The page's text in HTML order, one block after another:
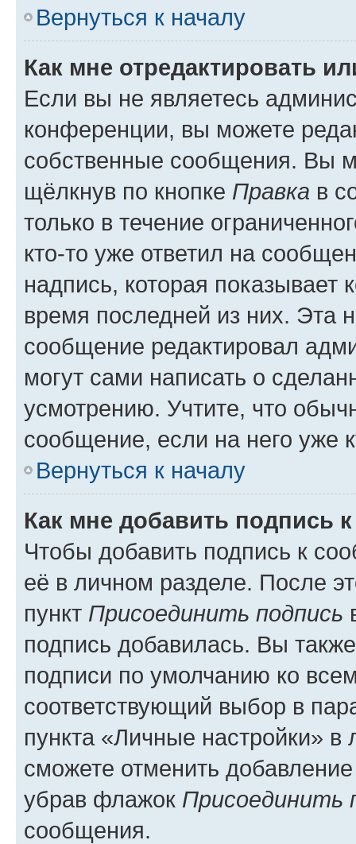
Вернуться к началу
Как мне отредактировать
Если вы не являетесь
конференции, вы можете
собственные сообщения. Вы
щёлкнув по кнопке Правка в
только в течение
кто-то уже ответил на
надпись, которая показывает
время последней из них. Эта
сообщение редактировал
могут сами написать о
усмотрению. Учтите, что
сообщение, если на него уже
Вернуться к началу
Как мне добавить подпись
Чтобы добавить подпись к
её в личном разделе. После
пункт Присоединить подпись
подпись добавилась. Вы
подписи по умолчанию ко
соответствующий выбор в
пункта «Личные настройки»
сможете отменить
убрав флажок Присоединить
сообщения.